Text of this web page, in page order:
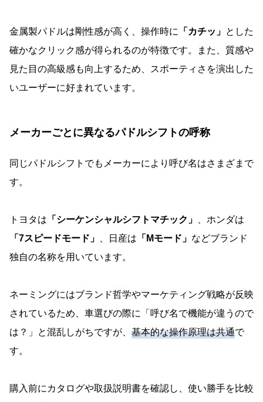
金属製パドルは剛性感が高く、操作時に 「カチッ」 とした
確かなクリック感が得られるのが特徴です。また、質感や
見た目の高級感も向上するため、スポーティさを演出した
いユーザーに好まれています。
メーカーごとに異なるパドルシフトの呼称
同じパドルシフトでもメーカーにより呼び名はさまざまで
す。
トヨタは 「シーケンシャルシフトマチック」
、ホンダは
「7スピードモード」
、日産は 「Mモード」 などブランド
独自の名称を用いています。
ネーミングにはブランド哲学やマーケティング戦略が反映
されているため、車選びの際に「呼び名で機能が違うので
は？」と混乱しがちですが、 基本的な操作原理は共通で
す。
購入前にカタログや取扱説明書を確認し、使い勝手を比較